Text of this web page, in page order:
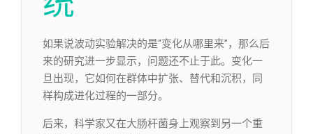
如果说波动实验解决的是“变化从哪里来”，那么后
来的研究进一步显示，问题还不止于此。变化一
旦出现，它如何在群体中扩张、替代和沉积，同
样构成进化过程的一部分。
后来，科学家又在大肠杆菌身上观察到另一个重